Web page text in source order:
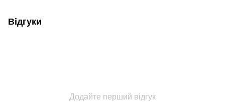
Відгуки
Додайте перший відгук